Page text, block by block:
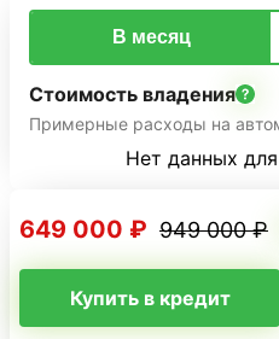
649 000 ₽ 949 000 ₽
Купить в кредит
В месяц
Стоимость владения
Примерные расходы на
Нет данных